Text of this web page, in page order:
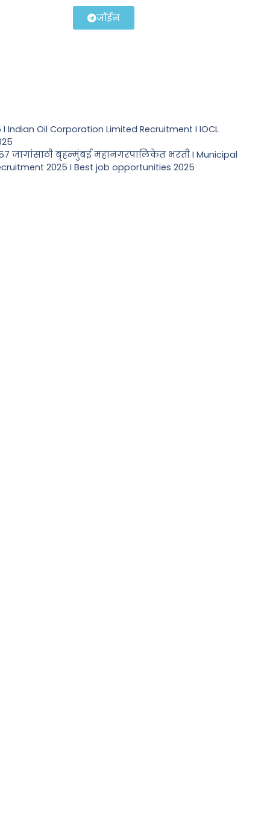
जॉईन
Oil Corporation Limited Recruitment I IOCL
जागांसाठी बृहन्मुंबई महानगरपालिकेत भरती I Municipal
2025 I Best job opportunities 2025